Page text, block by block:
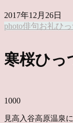
2017年12月26日
photo俳句お礼ひ
寒桜ひ
1000
見高入谷高原温泉